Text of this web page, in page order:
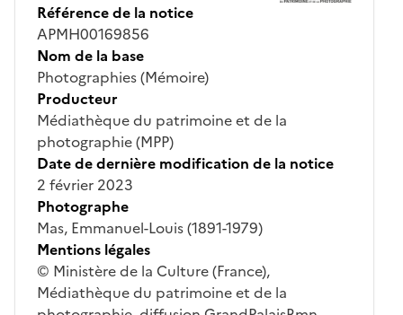
Référence de la notice
APMH00169856
Nom de la base
Photographies (Mémoire)
Producteur
Médiathèque du patrimoine et de la
photographie (MPP)
Date de dernière modification de la notice
2 février 2023
Photographe
Mas, Emmanuel-Louis (1891-1979)
Mentions légales
© Ministère de la Culture (France),
Médiathèque du patrimoine et de la